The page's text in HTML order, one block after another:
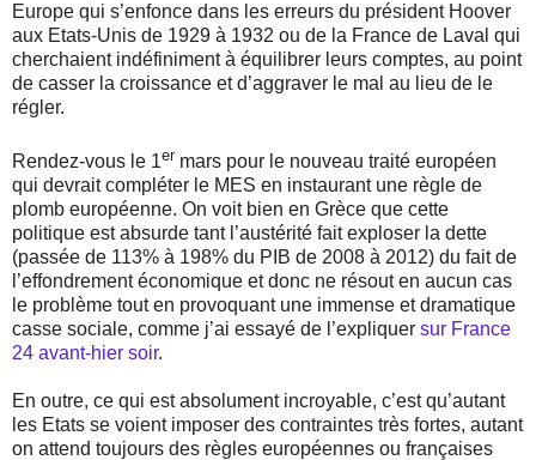
Europe qui s’enfonce dans les erreurs du président Hoover
aux Etats-Unis de 1929 à 1932 ou de la France de Laval qui
cherchaient indéfiniment à équilibrer leurs comptes, au point
de casser la croissance et d’aggraver le mal au lieu de le
régler.
Rendez-vous le 1er mars pour le nouveau traité européen
qui devrait compléter le MES en instaurant une règle de
plomb européenne. On voit bien en Grèce que cette
politique est absurde tant l’austérité fait exploser la dette
(passée de 113% à 198% du PIB de 2008 à 2012) du fait de
l’effondrement économique et donc ne résout en aucun cas
le problème tout en provoquant une immense et dramatique
casse sociale, comme j’ai essayé de l’expliquer sur France
24 avant-hier soir.
En outre, ce qui est absolument incroyable, c’est qu’autant
les Etats se voient imposer des contraintes très fortes, autant
on attend toujours des règles européennes ou françaises